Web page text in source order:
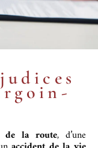
de la route, d’une